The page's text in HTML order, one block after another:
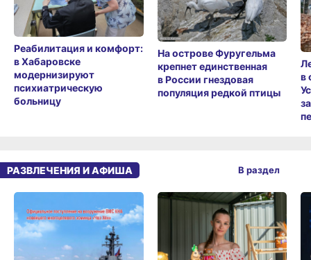
Реабилитация и комфорт:
в Хабаровске
модернизируют
психиатрическую
больницу
На острове Фуругельма
крепнет единственная
в России гнездовая
популяция редкой птицы
в
РАЗВЛЕЧЕНИЯ И АФИША В раздел